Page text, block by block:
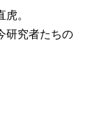
。
研究者たちの